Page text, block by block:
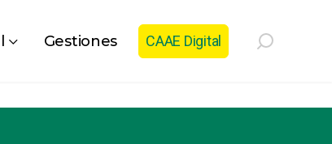
Gestiones CAAE Digital